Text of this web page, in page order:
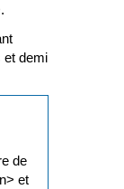
et demi
de
et